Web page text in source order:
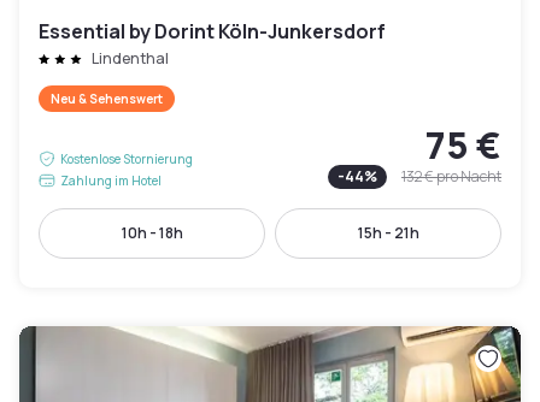
Essential by Dorint Köln-Junkersdorf
Lindenthal
Neu & Sehenswert
Kostenlose Stornierung
Zahlung im Hotel
75 €
-44% 132 €pro Nacht
10h - 18h 15h - 21h